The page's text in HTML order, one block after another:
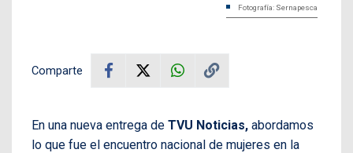
Fotografía: Sernapesca
Comparte
En una nueva entrega de TVU Noticias, abordamos
lo que fue el encuentro nacional de mujeres en la